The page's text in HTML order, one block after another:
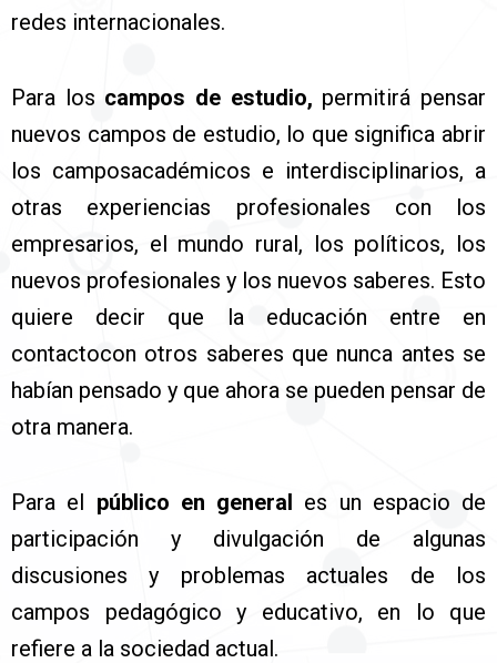
redes internacionales.
Para los campos de estudio, permitirá pensar
nuevos campos de estudio, lo que significa abrir
los camposacadémicos e interdisciplinarios, a
otras experiencias profesionales con los
empresarios, el mundo rural, los políticos, los
nuevos profesionales y los nuevos saberes. Esto
quiere decir que la educación entre en
contactocon otros saberes que nunca antes se
habían pensado y que ahora se pueden pensar de
otra manera.
Para el público en general es un espacio de
participación y divulgación de algunas
discusiones y problemas actuales de los
campos pedagógico y educativo, en lo que
refiere a la sociedad actual.